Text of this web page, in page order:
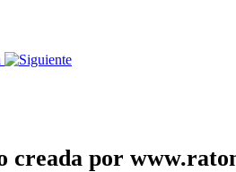
creada por